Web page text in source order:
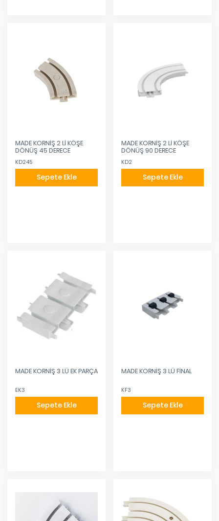
MADE KORNİŞ 2 Lİ KÖŞE
DÖNÜŞ 45 DERECE
KD245
Sepete Ekle
MADE KORNİŞ 2 Lİ KÖŞE
DÖNÜŞ 90 DERECE
KD2
Sepete Ekle
MADE KORNİŞ 3 LÜ EK PARÇA
EK3
Sepete Ekle
MADE KORNİŞ 3 LÜ FİNAL
KF3
Sepete Ekle